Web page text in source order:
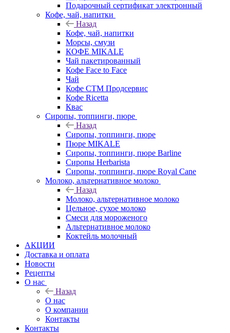
Подарочный сертификат электронный
Кофе, чай, напитки
Назад
Кофе, чай, напитки
Морсы, смузи
КОФЕ MIKALE
Чай пакетированный
Кофе Face to Face
Чай
Кофе СТМ Продсервис
Кофе Ricetta
Квас
Сиропы, топпинги, пюре
Назад
Сиропы, топпинги, пюре
Пюре MIKALE
Сиропы, топпинги, пюре Barline
Сиропы Herbarista
Сиропы, топпинги, пюре Royal Cane
Молоко, альтернативное молоко
Назад
Молоко, альтернативное молоко
Цельное, сухое молоко
Смеси для мороженого
Альтернативное молоко
Коктейль молочный
АКЦИИ
Доставка и оплата
Новости
Рецепты
О нас
Назад
О нас
О компании
Контакты
Контакты